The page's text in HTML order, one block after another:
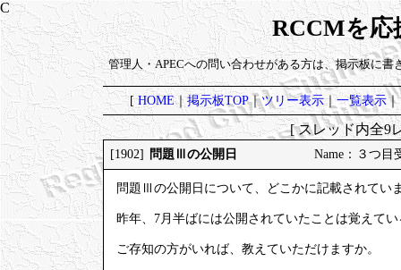
RCCMを応
管理人・APECへの問い合わせがある方は、掲示板に書
[HOME｜掲示板TOP｜ツリー表示｜一覧表示｜
[ スレッド内全
[1902] 問題Ⅲの公開日 Name：３つ目
問題Ⅲの公開日について、どこかに記載されてい
昨年、7月半ばには公開されていたことは覚えて
ご存知の方がいれば、教えていただけますか。